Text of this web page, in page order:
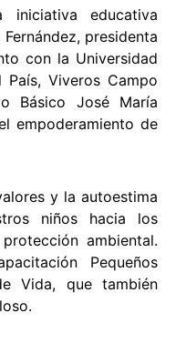
educativa
presidenta
con la Universidad
Viveros Campo
Básico José María
empoderamiento de
y la autoestima
niños hacia los
ambiental.
Pequeños
Vida, que también